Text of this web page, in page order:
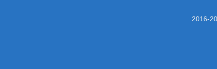
2016-